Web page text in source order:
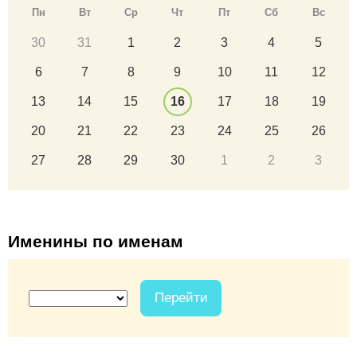
Пн Вт Ср Чт Пт Сб Вс
30 31 1 2 3 4 5
6 7 8 9 10 11 12
13 14 15 16 17 18 19
20 21 22 23 24 25 26
27 28 29 30 1 2 3
Именины по именам
Перейти